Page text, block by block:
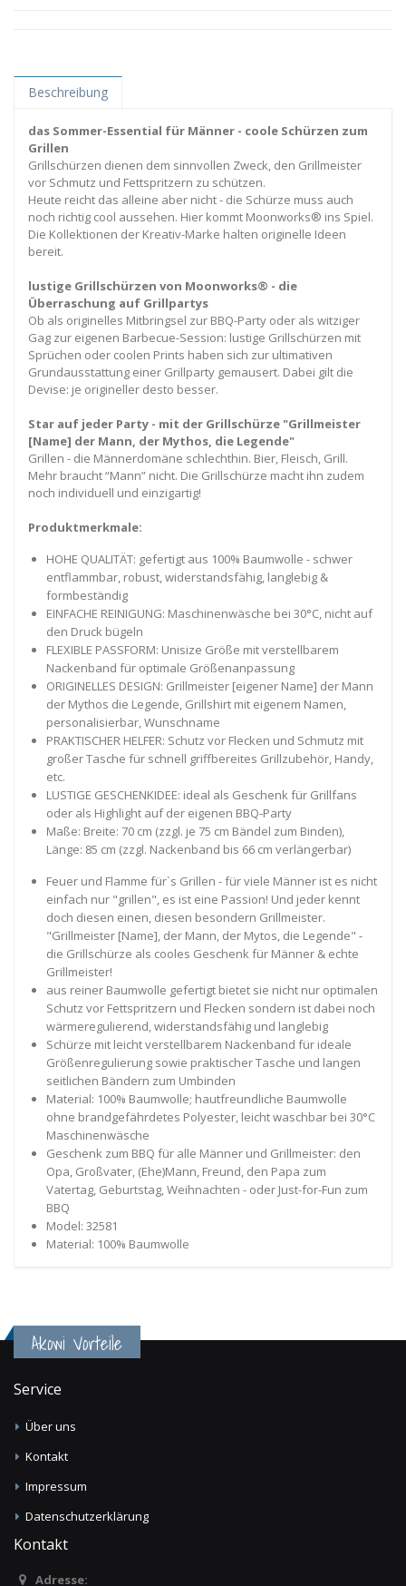
Beschreibung
das Sommer-Essential für Männer - coole Schürzen zum
Grillen
Grillschürzen dienen dem sinnvollen Zweck, den Grillmeister
vor Schmutz und Fettspritzern zu schützen.
Heute reicht das alleine aber nicht - die Schürze muss auch
noch richtig cool aussehen. Hier kommt Moonworks® ins Spiel.
Die Kollektionen der Kreativ-Marke halten originelle Ideen
bereit.
lustige Grillschürzen von Moonworks® - die
Überraschung auf Grillpartys
Ob als originelles Mitbringsel zur BBQ-Party oder als witziger
Gag zur eigenen Barbecue-Session: lustige Grillschürzen mit
Sprüchen oder coolen Prints haben sich zur ultimativen
Grundausstattung einer Grillparty gemausert. Dabei gilt die
Devise: je origineller desto besser.
Star auf jeder Party - mit der Grillschürze "Grillmeister
[Name] der Mann, der Mythos, die Legende"
Grillen - die Männerdomäne schlechthin. Bier, Fleisch, Grill.
Mehr braucht “Mann” nicht. Die Grillschürze macht ihn zudem
noch individuell und einzigartig!
Produktmerkmale:
HOHE QUALITÄT: gefertigt aus 100% Baumwolle - schwer
entflammbar, robust, widerstandsfähig, langlebig &
formbeständig
EINFACHE REINIGUNG: Maschinenwäsche bei 30°C, nicht auf
den Druck bügeln
FLEXIBLE PASSFORM: Unisize Größe mit verstellbarem
Nackenband für optimale Größenanpassung
ORIGINELLES DESIGN: Grillmeister [eigener Name] der Mann
der Mythos die Legende, Grillshirt mit eigenem Namen,
personalisierbar, Wunschname
PRAKTISCHER HELFER: Schutz vor Flecken und Schmutz mit
großer Tasche für schnell griffbereites Grillzubehör, Handy,
etc.
LUSTIGE GESCHENKIDEE: ideal als Geschenk für Grillfans
oder als Highlight auf der eigenen BBQ-Party
Maße: Breite: 70 cm (zzgl. je 75 cm Bändel zum Binden),
Länge: 85 cm (zzgl. Nackenband bis 66 cm verlängerbar)
Feuer und Flamme für`s Grillen - für viele Männer ist es nicht
einfach nur "grillen", es ist eine Passion! Und jeder kennt
doch diesen einen, diesen besondern Grillmeister.
"Grillmeister [Name], der Mann, der Mytos, die Legende" -
die Grillschürze als cooles Geschenk für Männer & echte
Grillmeister!
aus reiner Baumwolle gefertigt bietet sie nicht nur optimalen
Schutz vor Fettspritzern und Flecken sondern ist dabei noch
wärmeregulierend, widerstandsfähig und langlebig
Schürze mit leicht verstellbarem Nackenband für ideale
Größenregulierung sowie praktischer Tasche und langen
seitlichen Bändern zum Umbinden
Material: 100% Baumwolle; hautfreundliche Baumwolle
ohne brandgefährdetes Polyester, leicht waschbar bei 30°C
Maschinenwäsche
Geschenk zum BBQ für alle Männer und Grillmeister: den
Opa, Großvater, (Ehe)Mann, Freund, den Papa zum
Vatertag, Geburtstag, Weihnachten - oder Just-for-Fun zum
BBQ
Model: 32581
Material: 100% Baumwolle
Akowi Vorteile
Service
Über uns
Kontakt
Impressum
Datenschutzerklärung
Kontakt
Adresse: